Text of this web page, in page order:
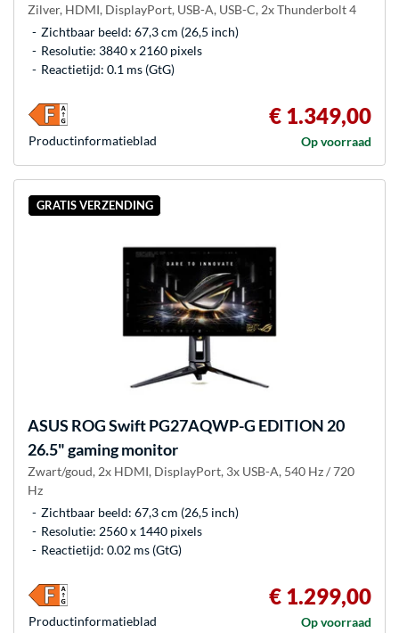
Zilver, HDMI, DisplayPort, USB-A, USB-C, 2x Thunderbolt 4
Zichtbaar beeld: 67,3 cm (26,5 inch)
Resolutie: 3840 x 2160 pixels
Reactietijd: 0.1 ms (GtG)
€ 1.349,00
Op voorraad
Product­informatieblad
GRATIS VERZENDING
ASUS ROG Swift PG27AQWP-G EDITION 20
26.5" gaming monitor
Zwart/goud, 2x HDMI, DisplayPort, 3x USB-A, 540 Hz / 720
Hz
Zichtbaar beeld: 67,3 cm (26,5 inch)
Resolutie: 2560 x 1440 pixels
Reactietijd: 0.02 ms (GtG)
€ 1.299,00
Op voorraad
Product­informatieblad